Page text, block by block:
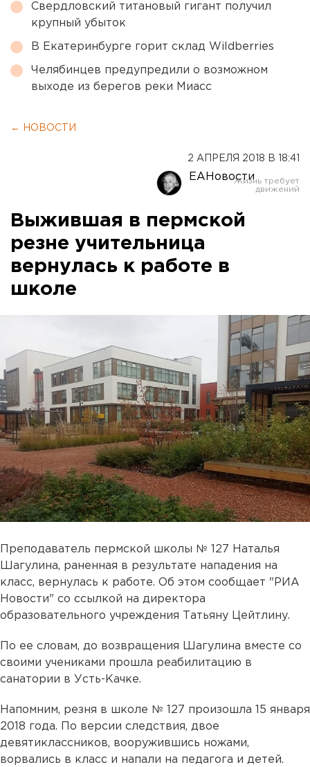
Свердловский титановый гигант получил
крупный убыток
В Екатеринбурге горит склад Wildberries
Челябинцев предупредили о возможном
выходе из берегов реки Миасс
← НОВОСТИ
2 АПРЕЛЯ 2018 В 18:41
ЕАНовости
Выжившая в пермской
резне учительница
вернулась к работе в
школе
Преподаватель пермской школы № 127 Наталья
Шагулина, раненная в результате нападения на
класс, вернулась к работе. Об этом сообщает "РИА
Новости" со ссылкой на директора
образовательного учреждения Татьяну Цейтлину.
По ее словам, до возвращения Шагулина вместе со
своими учениками прошла реабилитацию в
санатории в Усть-Качке.
Напомним, резня в школе № 127 произошла 15 января
2018 года. По версии следствия, двое
девятиклассников, вооружившись ножами,
ворвались в класс и напали на педагога и детей.